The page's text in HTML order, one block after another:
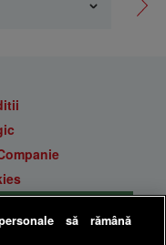
să rămână